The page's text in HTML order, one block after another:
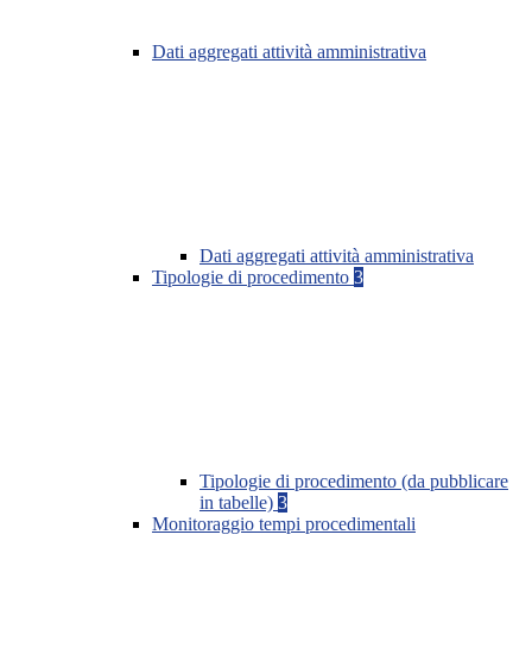
Dati aggregati attività amministrativa
Dati aggregati attività amministrativa
Tipologie di procedimento 3
Tipologie di procedimento (da pubblicare
in tabelle) 3
Monitoraggio tempi procedimentali